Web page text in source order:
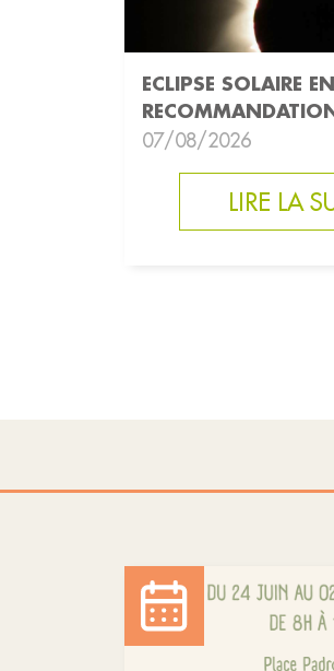
ECLIPSE SOLAIRE
07/08/2026
LIRE LA